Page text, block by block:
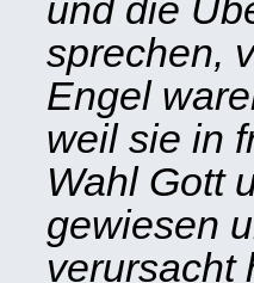
und die
sprechen,
Engel
weil sie in
Wahl Gott
gewiesen
verursacht